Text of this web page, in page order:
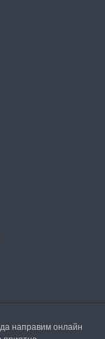
направим онлайн